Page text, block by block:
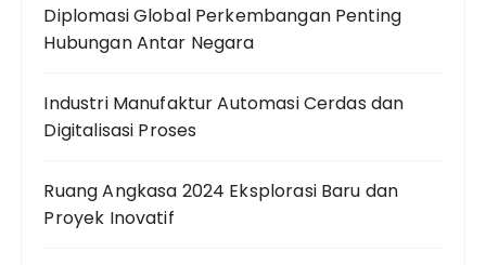
Diplomasi Global Perkembangan Penting
Hubungan Antar Negara
Industri Manufaktur Automasi Cerdas dan
Digitalisasi Proses
Ruang Angkasa 2024 Eksplorasi Baru dan
Proyek Inovatif